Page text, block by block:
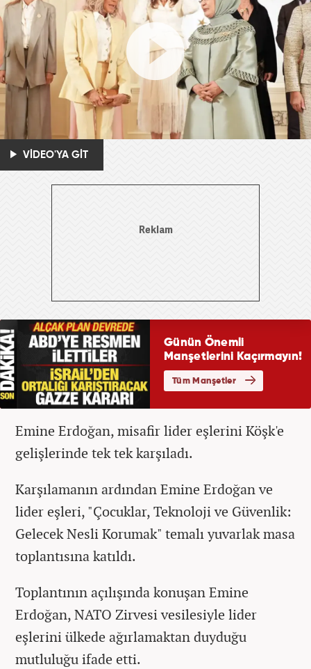
VİDEO'YA GİT
Emine Erdoğan, misafir lider eşlerini Köşk'e
gelişlerinde tek tek karşıladı.
Karşılamanın ardından Emine Erdoğan ve
lider eşleri, "Çocuklar, Teknoloji ve Güvenlik:
Gelecek Nesli Korumak" temalı yuvarlak masa
toplantısına katıldı.
Toplantının açılışında konuşan Emine
Erdoğan, NATO Zirvesi vesilesiyle lider
eşlerini ülkede ağırlamaktan duyduğu
mutluluğu ifade etti.